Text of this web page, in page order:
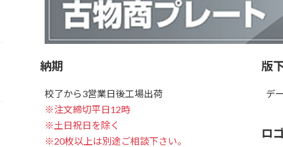
納期
校了から3営業日後工場出荷
※注文締切平日12時
※土日祝日を除く
※20枚以上は別途ご相談下さい。
版
デ
ロ